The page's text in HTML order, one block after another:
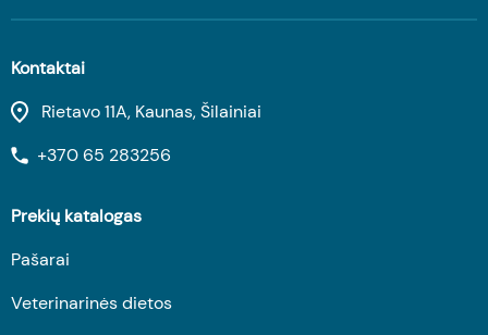
Kontaktai
Rietavo 11A, Kaunas, Šilainiai
+370 65 283256
Prekių katalogas
Pašarai
Veterinarinės dietos